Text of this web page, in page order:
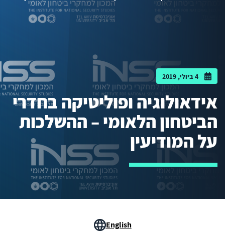
4 ביולי, 2019
אידאולוגיה ופוליטיקה בחדרי
הביטחון הלאומי – ההשלכות
על המודיעין
English